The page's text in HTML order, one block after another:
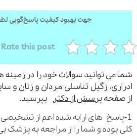
جهت بهبود کیفیت پاسخ‌گویی لطفا
Rate this post
توانید سوالات خود را در زمینه های
زگیل تناسلی مردان و زنان و سایر
پرسش از دکتربپرسید.
های ارایه شده اعم از تشخیصی و
و شما را از مراجعه به پزشک بی
قدرت گرفته از همیارسیستم